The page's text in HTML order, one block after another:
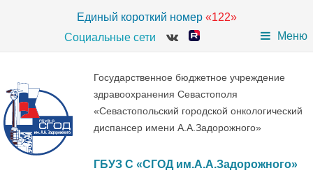
Единый короткий номер«122»
Социальные сети
Меню
Государственное бюджетное учреждение
здравоохранения Севастополя
«Севастопольский городской онкологический
диспансер имени А.А.Задорожного»
ГБУЗ С «СГОД им.А.А.Задорожного»